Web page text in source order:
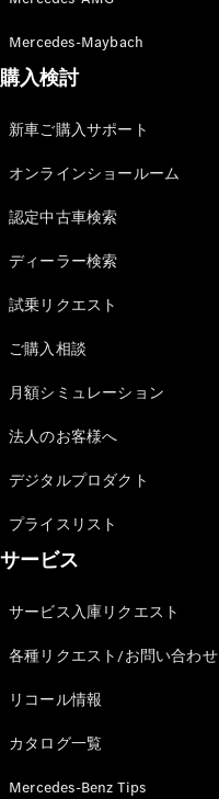
Mercedes-Maybach
購入検討
新車ご購入サポート
オンラインショールーム
認定中古車検索
ディーラー検索
試乗リクエスト
ご購入相談
月額シミュレーション
法人のお客様へ
デジタルプロダクト
プライスリスト
サービス
サービス入庫リクエスト
各種リクエスト/お問い合わせ
リコール情報
カタログ一覧
Mercedes-Benz Tips